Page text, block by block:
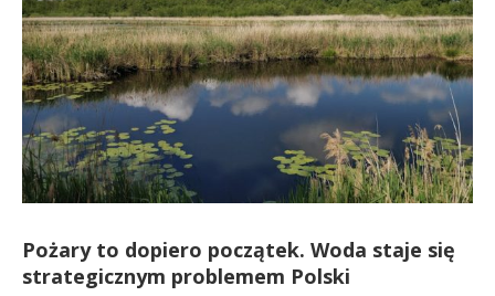
Pożary to dopiero początek. Woda staje się
strategicznym problemem Polski